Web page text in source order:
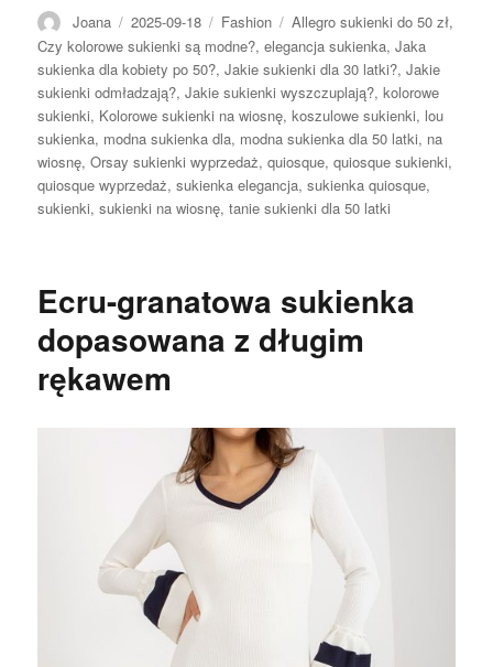
Autor
Joana Opublikowano
2025-09-18 Kategorie
Fashion Tagi
Allegro sukienki do 50 zł,
Czy kolorowe sukienki są modne?,elegancja sukienka,Jaka
sukienka dla kobiety po 50?,Jakie sukienki dla 30 latki?,Jakie
sukienki odmładzają?,Jakie sukienki wyszczuplają?,kolorowe
sukienki, Kolorowe sukienki na wiosnę,koszulowe sukienki, lou
sukienka, modna sukienka dla, modna sukienka dla 50 latki, na
wiosnę,Orsay sukienki wyprzedaż,quiosque,quiosque sukienki,
quiosque wyprzedaż,sukienka elegancja,sukienka quiosque,
sukienki,sukienki na wiosnę,tanie sukienki dla 50 latki
Ecru-granatowa sukienka
dopasowana z długim
rękawem